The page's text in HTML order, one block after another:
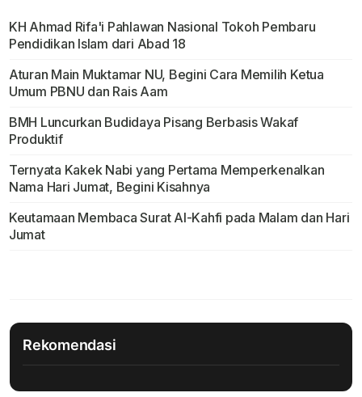
KH Ahmad Rifa'i Pahlawan Nasional Tokoh Pembaru
Pendidikan Islam dari Abad 18
Aturan Main Muktamar NU, Begini Cara Memilih Ketua
Umum PBNU dan Rais Aam
BMH Luncurkan Budidaya Pisang Berbasis Wakaf
Produktif
Ternyata Kakek Nabi yang Pertama Memperkenalkan
Nama Hari Jumat, Begini Kisahnya
Keutamaan Membaca Surat Al-Kahfi pada Malam dan Hari
Jumat
Rekomendasi